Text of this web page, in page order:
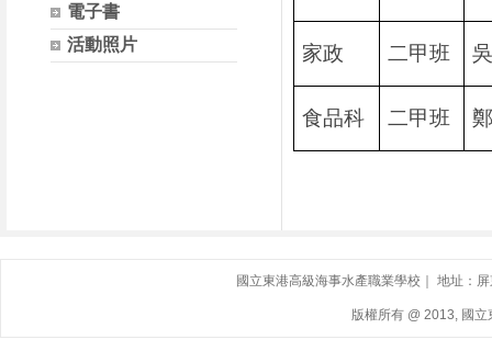
電子書
活動照片
家政 二甲班
食品科 二甲班
國立東港高級海事水產職業學校｜ 地址：
版權所有 @ 2013, 國